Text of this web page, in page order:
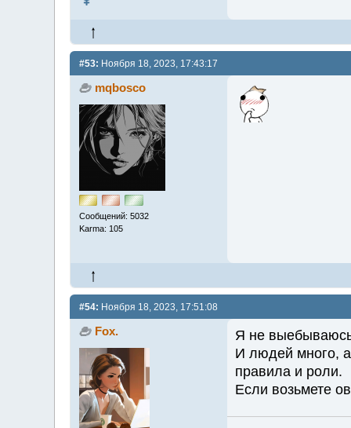
#53: Ноября 18, 2023, 17:43:17
mqbosco
Сообщений: 5032
Karma: 105
#54: Ноября 18, 2023, 17:51:08
Fox.
Я не
И людей много,
правила и роли.
Если возьмете